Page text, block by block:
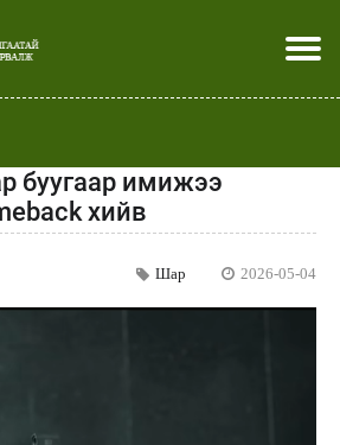
Эхлэл
Улс төр
Нийгэм
Эдийн засаг
Дэлхий
Спорт
Шар
Батаар юу хэлэв
мэдээллээр
буугаар имижээ
хийв
Шар 2026-05-04